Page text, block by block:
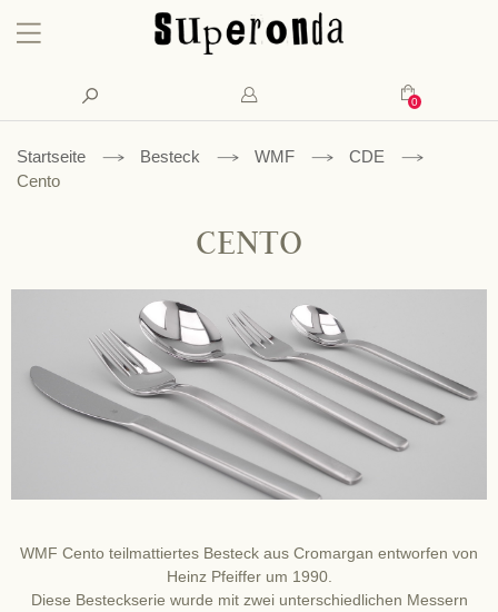
Konto
Mein
Suche
Startseite Besteck WMF
CDE
Cento
CENTO
WMF Cento teilmattiertes Besteck aus Cromargan entworfen von
Heinz Pfeiffer um 1990.
Diese Besteckserie wurde mit zwei unterschiedlichen Messern